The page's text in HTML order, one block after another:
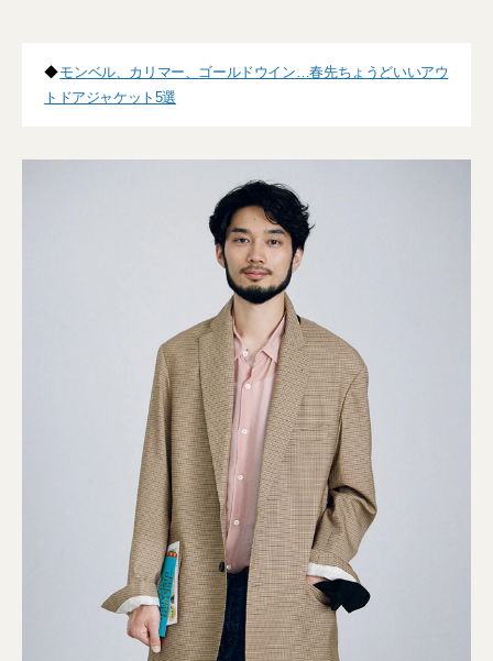
◆モンベル、カリマー、ゴールドウイン…春先ちょうどいいアウ
トドアジャケット5選